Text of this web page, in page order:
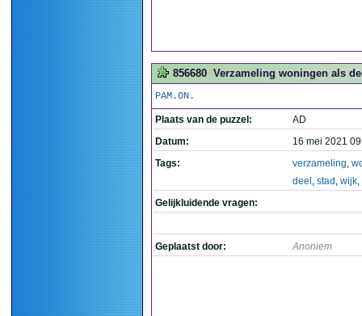
856680 Verzameling woningen als
PAM.ON.
Plaats van de puzzel:
AD
Datum:
16 mei 2021
Tags:
verzameling,
deel , stad , wijk,
Gelijkluidende vragen:
Geplaatst door: Anoniem